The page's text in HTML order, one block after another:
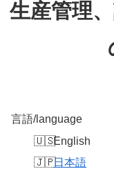
生産管理
言語/language
English
日本語